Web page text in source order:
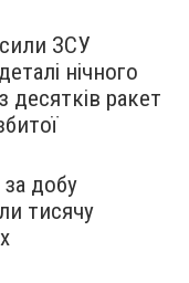
сили ЗСУ
нічного
десятків ракет
добу
тисячу